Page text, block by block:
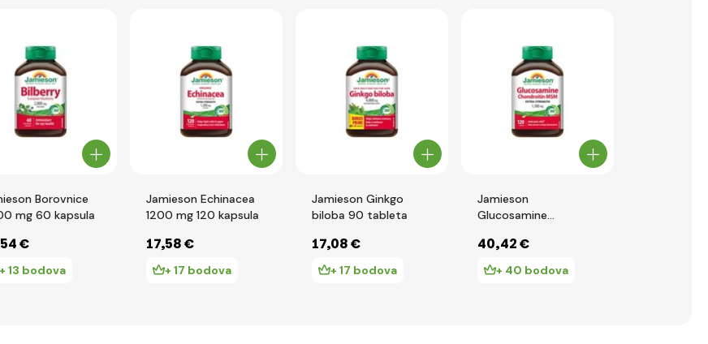
Borovnice
mg 60 kapsula
€
+ 13 bodova
Jamieson Echinacea
1200 mg 120 kapsula
17,58 €
+ 17 bodova
Jamieson Ginkgo
biloba 90 tableta
17,08 €
+ 17 bodova
Jamieson
Glucosamine
1300 mg 120 tableta
40,42 €
+ 40 bodova